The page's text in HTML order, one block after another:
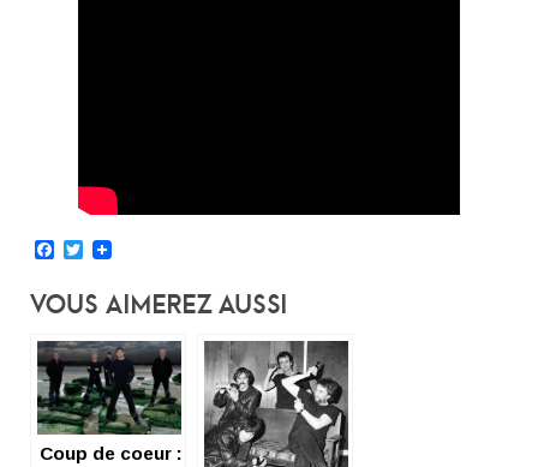
Facebook
Twitter
Vous Aimerez Aussi
Coup de coeur :